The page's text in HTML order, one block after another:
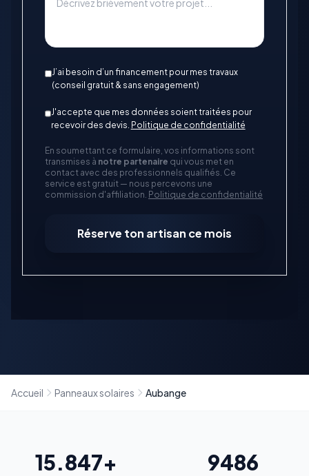
J’ai besoin d’un financement pour mes travaux
(conseil gratuit & sans engagement)
J'accepte que mes données soient traitées pour
recevoir des devis. Politique de confidentialité
En soumettant ce formulaire, vos informations sont
transmises à notre partenaire qui vous met en
contact avec des professionnels qualifiés. Ce
service est gratuit — nous percevons une
commission d'affiliation. Politique de confidentialité
Réserve ton artisan ce mois
Accueil Panneaux solaires Aubange
15.847+ 9486